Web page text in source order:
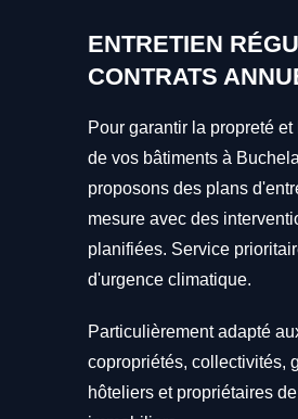
ENTRETIEN
CONTRATS
Pour garantir la propreté
de vos bâtiments à
proposons des plans
mesure avec des
planifiées. Service
d'urgence climatique.
Particulièrement adapté
copropriétés, collectivités,
hôteliers et propriétaires